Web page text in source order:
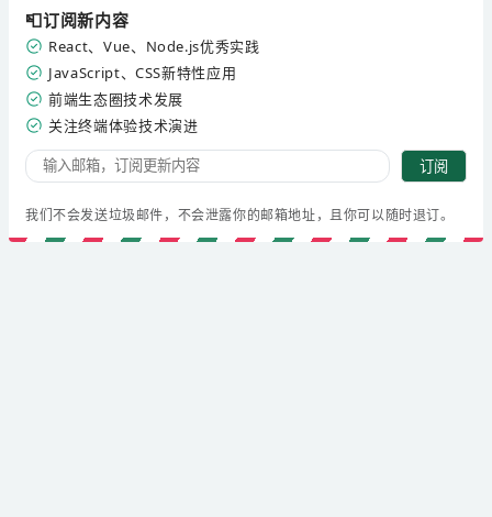
📮订阅新内容
React、Vue、Node.js优秀实践
JavaScript、CSS新特性应用
前端生态圈技术发展
关注终端体验技术演进
订阅
我们不会发送垃圾邮件，不会泄露你的邮箱地址，且你可以随时退订。